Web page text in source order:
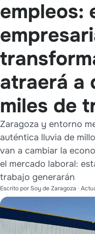
empleos:
atraerá a
miles de
Zaragoza y entorno
auténtica lluvia de
van a cambiar la
el mercado laboral:
trabajo generarán
Escrito porSoy de Zaragoza ·